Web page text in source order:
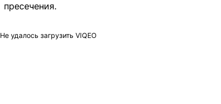
пресечения.
Не удалось загрузить VIQEO